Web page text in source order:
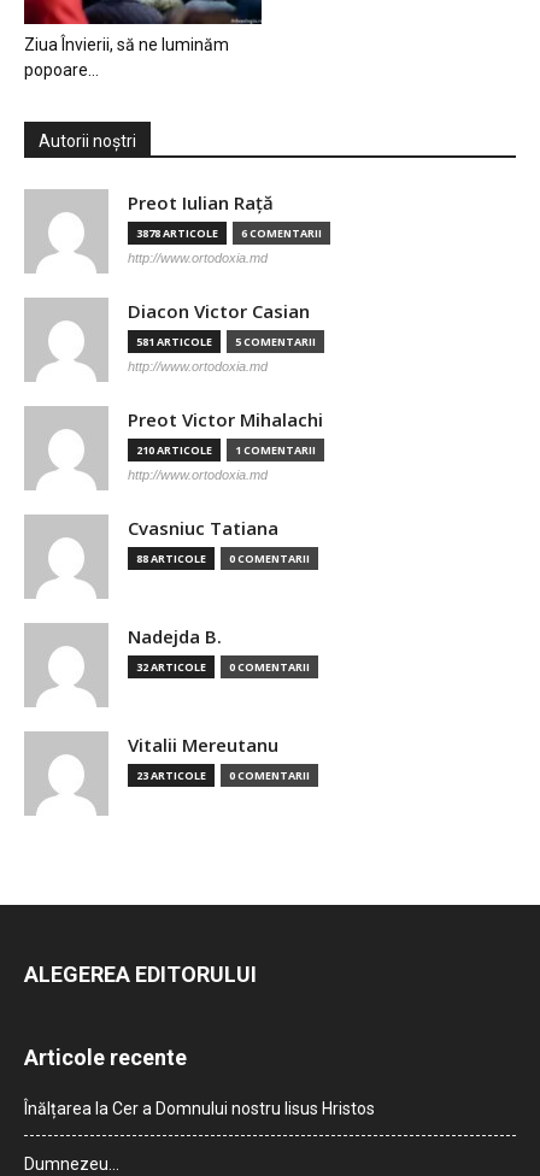
Ziua Învierii, să ne luminăm
popoare…
Autorii noștri
Preot Iulian Raţă
3878 ARTICOLE 6 COMENTARII
http://www.ortodoxia.md
Diacon Victor Casian
581 ARTICOLE 5 COMENTARII
http://www.ortodoxia.md
Preot Victor Mihalachi
210 ARTICOLE 1 COMENTARII
http://www.ortodoxia.md
Cvasniuc Tatiana
88 ARTICOLE 0 COMENTARII
Nadejda B.
32 ARTICOLE 0 COMENTARII
Vitalii Mereutanu
23 ARTICOLE 0 COMENTARII
ALEGEREA EDITORULUI
Articole recente
Înălțarea la Cer a Domnului nostru Iisus Hristos
Dumnezeu…